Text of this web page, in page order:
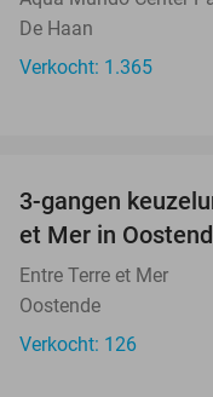
De Haan
Verkocht: 1.365
3-gangen
et Mer in
Entre Terre et Mer
Oostende
Verkocht: 126